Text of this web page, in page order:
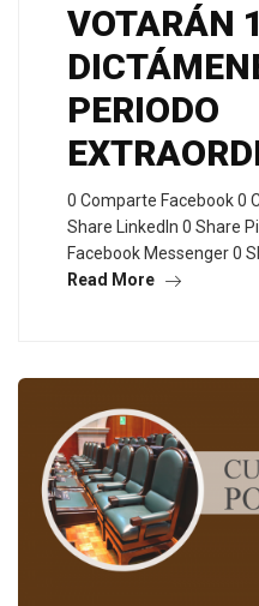
VOTARÁN
PERIODO
0 Comparte Facebook 0
Share LinkedIn 0 Share
Facebook Messenger 0
Read More